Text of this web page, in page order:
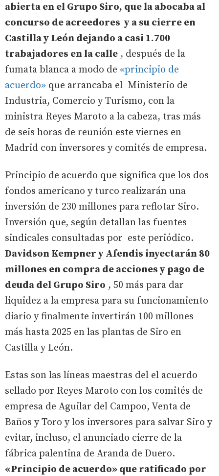
abierta en el Grupo Siro, que la abocaba al
concurso de acreedores y a su cierre en
Castilla y León dejando a casi 1.700
trabajadores en la calle , después de la
fumata blanca a modo de «principio de
acuerdo» que arrancaba el Ministerio de
Industria, Comercio y Turismo, con la
ministra Reyes Maroto a la cabeza, tras más
de seis horas de reunión este viernes en
Madrid con inversores y comités de empresa.
Principio de acuerdo que significa que los dos
fondos americano y turco realizarán una
inversión de 230 millones para reflotar Siro.
Inversión que, según detallan las fuentes
sindicales consultadas por este periódico.
Davidson Kempner y Afendis inyectarán 80
millones en compra de acciones y pago de
deuda del Grupo Siro , 50 más para dar
liquidez a la empresa para su funcionamiento
diario y finalmente invertirán 100 millones
más hasta 2025 en las plantas de Siro en
Castilla y León.
Estas son las líneas maestras del el acuerdo
sellado por Reyes Maroto con los comités de
empresa de Aguilar del Campoo, Venta de
Baños y Toro y los inversores para salvar Siro y
evitar, incluso, el anunciado cierre de la
fábrica palentina de Aranda de Duero.
«Principio de acuerdo» que ratificado por